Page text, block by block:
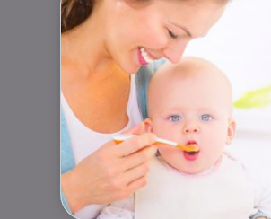
Zdravotnické potřeby
Cestování
Propojování generací